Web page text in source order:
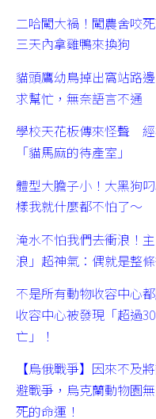
二哈闖大禍！闖農舍咬
三天內拿雞鴨來換狗
貓頭鷹幼鳥掉出窩站路
求幫忙，無奈語言不通
學校天花板傳來怪聲
「貓馬麻的待產室」
體型大膽子小！大黑狗
樣我就什麼都不怕了～
淹水不怕我們去衝浪！
浪」超神氣：偶就是整
不是所有動物收容中心
收容中心被發現「超過
亡」！
【烏俄戰爭】因來不及
避戰爭，烏克蘭動物園
死的命運！